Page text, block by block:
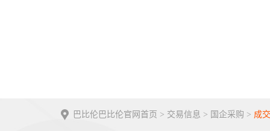
巴比伦巴比伦官网首页 > 交易信息 > 国企采购 > 成